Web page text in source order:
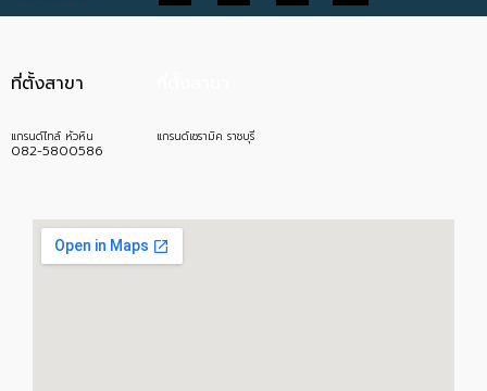
ที่ตั้งสาขา
แกรนด์ไทล์ หัวหิน
082-5800586
แกรนด์เซรามิค ราชบุรี